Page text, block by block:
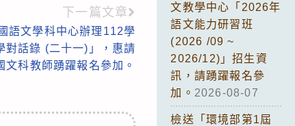
下一篇文章
語文學科中心辦理112學
對話錄 (二十一)」，惠請
文科教師踴躍報名參加。
文教學中心「2026年
語文能力研習班
(2026 /09 ~
2026/12)」招生資
訊，請踴躍報名參
加。 2026-08-07
檢送「環境部第1屆